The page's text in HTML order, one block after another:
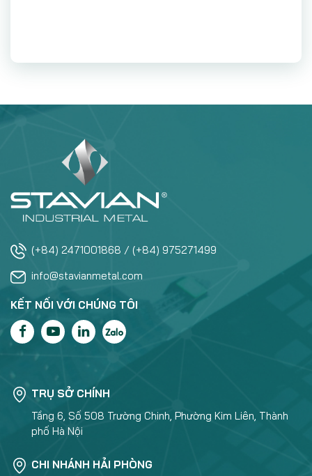
(+84) 2471001868 / (+84) 975271499
info@stavianmetal.com
KẾT NỐI VỚI CHÚNG TÔI
TRỤ SỞ CHÍNH
Tầng 6, Số 508 Trường Chinh, Phường Kim Liên, Thành
phố Hà Nội
CHI NHÁNH HẢI PHÒNG